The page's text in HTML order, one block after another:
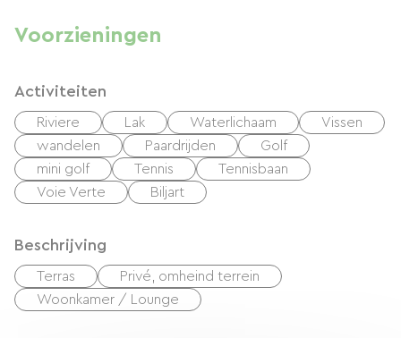
Voorzieningen
Activiteiten
Riviere Lak Waterlichaam
Vissen
wandelen
Paardrijden
Golf
mini golf
Tennis
Tennisbaan
Voie Verte
Biljart
Beschrijving
Terras
Privé, omheind terrein
Woonkamer / Lounge